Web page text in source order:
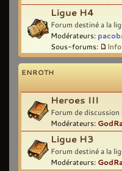
Ligue H4
Forum destiné a la
Modérateurs:
Sous-forums:
ENROTH
Heroes III
Forum de
Modérateurs:
Ligue H3
Forum destiné a la
Modérateurs: